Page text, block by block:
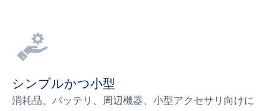
シンプルかつ小型
消耗品、バッテリ、周辺機器、小型アクセサリ向けに